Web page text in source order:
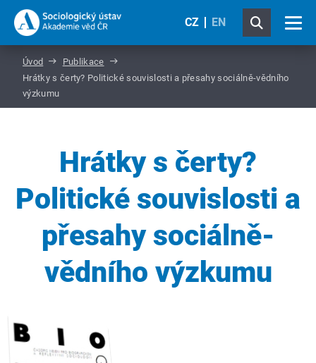
CZ EN
Úvod
Publikace
Hrátky s čerty? Politické souvislosti a přesahy sociálně-vědního
výzkumu
Hrátky s čerty?
Politické souvislosti a
přesahy sociálně-
vědního výzkumu